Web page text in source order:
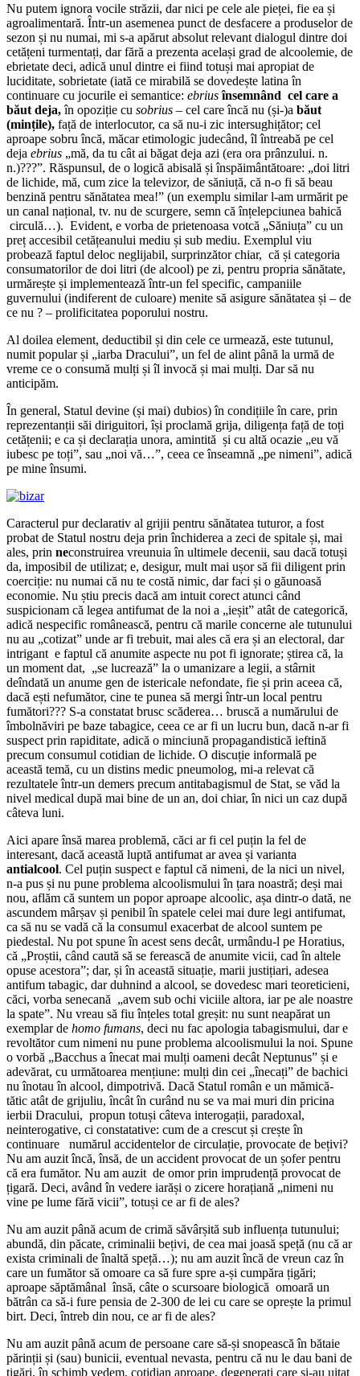
Nu putem ignora vocile străzii, dar nici pe cele ale pieței, fie ea și
agroalimentară. Într-un asemenea punct de desfacere a produselor de
sezon și nu numai, mi s-a apărut absolut relevant dialogul dintre doi
cetățeni turmentați, dar fără a prezenta același grad de alcoolemie, de
ebrietate deci, adică unul dintre ei fiind totuși mai apropiat de
luciditate, sobrietate (iată ce mirabilă se dovedește latina în
continuare cu jocurile ei semantice: ebriusînsemnând cel care a
băut deja,în opoziție cu sobrius – cel care încă nu (și-)a băut
(mințile), față de interlocutor, ca să nu-i zic intersughițător; cel
aproape sobru încă, măcar etimologic judecând, îl întreabă pe cel
deja ebrius „mă, da tu cât ai băgat deja azi (era ora prânzului. n.
n.)???”. Răspunsul, de o logică abisală și înspăimântătoare: „doi litri
de lichide, mă, cum zice la televizor, de săniuță, că n-o fi să beau
benzină pentru sănătatea mea!” (un exemplu similar l-am urmărit pe
un canal național, tv. nu de scurgere, semn că înțelepciunea bahică
circulă…). Evident, e vorba de prietenoasa votcă „Săniuța” cu un
preț accesibil cetățeanului mediu și sub mediu. Exemplul viu
probează faptul deloc neglijabil, surprinzător chiar, că și categoria
consumatorilor de doi litri (de alcool) pe zi, pentru propria sănătate,
urmărește și implementează într-un fel specific, campaniile
guvernului (indiferent de culoare) menite să asigure sănătatea și – de
ce nu ? – prolificitatea poporului nostru.
Al doilea element, deductibil și din cele ce urmează, este tutunul,
numit popular și „iarba Dracului”, un fel de alint până la urmă de
vreme ce o consumă mulți și îl invocă și mai mulți. Dar să nu
anticipăm.
În general, Statul devine (și mai) dubios) în condițiile în care, prin
reprezentanții săi diriguitori, își proclamă grija, diligența față de toți
cetățenii; e ca și declarația unora, amintită și cu altă ocazie „eu vă
iubesc pe toți”, sau „noi vă…”, ceea ce înseamnă „pe nimeni”, adică
pe mine însumi.
Caracterul pur declarativ al grijii pentru sănătatea tuturor, a fost
probat de Statul nostru deja prin închiderea a zeci de spitale și, mai
ales, prin neconstruirea vreunuia în ultimele decenii, sau dacă totuși
da, imposibil de utilizat; e, desigur, mult mai ușor să fii diligent prin
coerciție: nu numai că nu te costă nimic, dar faci și o găunoasă
economie. Nu știu precis dacă am intuit corect atunci când
suspicionam că legea antifumat de la noi a „ieșit” atât de categorică,
adică nespecific românească, pentru că marile concerne ale tutunului
nu au „cotizat” unde ar fi trebuit, mai ales că era și an electoral, dar
intrigant e faptul că anumite aspecte nu pot fi ignorate; știrea că, la
un moment dat, „se lucrează” la o umanizare a legii, a stârnit
deîndată un anume gen de istericale nefondate, fie și prin aceea că,
dacă ești nefumător, cine te punea să mergi într-un local pentru
fumători??? S-a constatat brusc scăderea… bruscă a numărului de
îmbolnăviri pe baze tabagice, ceea ce ar fi un lucru bun, dacă n-ar fi
suspect prin rapiditate, adică o minciună propagandistică ieftină
precum consumul cotidian de lichide. O discuție informală pe
această temă, cu un distins medic pneumolog, mi-a relevat că
rezultatele într-un demers precum antitabagismul de Stat, se văd la
nivel medical după mai bine de un an, doi chiar, în nici un caz după
câteva luni.
Aici apare însă marea problemă, căci ar fi cel puțin la fel de
interesant, dacă această luptă antifumat ar avea și varianta
antialcool. Cel puțin suspect e faptul că nimeni, de la nici un nivel,
n-a pus și nu pune problema alcoolismului în țara noastră; deși mai
nou, aflăm că suntem un popor aproape alcoolic, așa dintr-o dată, ne
ascundem mârșav și penibil în spatele celei mai dure legi antifumat,
ca să nu se vadă că la consumul exacerbat de alcool suntem pe
piedestal. Nu pot spune în acest sens decât, urmându-l pe Horatius,
că „Proștii, când caută să se ferească de anumite vicii, cad în altele
opuse acestora”; dar, și în această situație, marii justițiari, adesea
antifum tabagic, dar duhnind a alcool, se dovedesc mari teoreticieni,
căci, vorba senecană „avem sub ochi viciile altora, iar pe ale noastre
la spate”. Nu vreau să fiu înțeles total greșit: nu sunt neapărat un
exemplar de homo fumans, deci nu fac apologia tabagismului, dar e
revoltător cum nimeni nu pune problema alcoolismului la noi. Spune
o vorbă „Bacchus a înecat mai mulți oameni decât Neptunus” și e
adevărat, cu următoarea mențiune: mulți din cei „înecați” de bachici
nu înotau în alcool, dimpotrivă. Dacă Statul român e un mămică-
tătic atât de grijuliu, încât în curând nu se va mai muri din pricina
ierbii Dracului, propun totuși câteva interogații, paradoxal,
neinterogative, ci constatative: cum de a crescut și crește în
continuare numărul accidentelor de circulație, provocate de bețivi?
Nu am auzit încă, însă, de un accident provocat de un șofer pentru
că era fumător. Nu am auzit de omor prin imprudență provocat de
țigară. Deci, având în vedere iarăși o zicere horațiană „nimeni nu
vine pe lume fără vicii”, totuși ce ar fi de ales?
Nu am auzit până acum de crimă săvârșită sub influența tutunului;
abundă, din păcate, criminalii bețivi, de cea mai joasă speță (nu că ar
exista criminali de înaltă speță…); nu am auzit încă de vreun caz în
care un fumător să omoare ca să fure spre a-și cumpăra țigări;
aproape săptămânal însă, câte o scursoare biologică omoară un
bătrân ca să-i fure pensia de 2-300 de lei cu care se oprește la primul
birt. Deci, întreb din nou, ce ar fi de ales?
Nu am auzit până acum de persoane care să-și snopească în bătaie
părinții și (sau) bunicii, eventual nevasta, pentru că nu le dau bani de
țigări, în schimb vedem, cotidian aproape, degenerați care și-au uitat